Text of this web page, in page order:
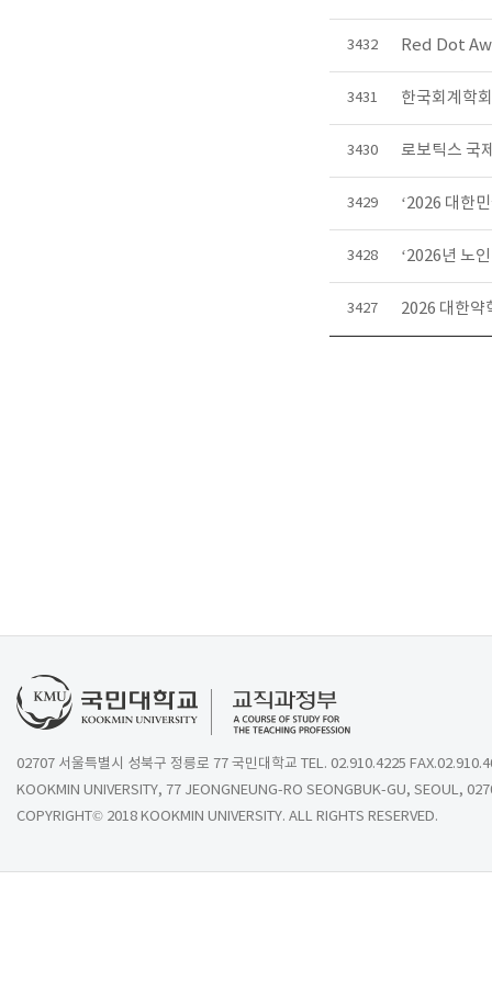
3432 Red Dot
3431 한국회계학
3430 로보틱스 국
3429 ‘2026 대한
3428 ‘2026년 노
3427 2026 대한약
02707 서울특별시 성북구 정릉로 77 국민대학교 TEL. 02.910.4225
KOOKMIN UNIVERSITY, 77 JEONGNEUNG-RO SEONGBUK-GU, SEOUL,
COPYRIGHT© 2018 KOOKMIN UNIVERSITY. ALL RIGHTS RESERVED.